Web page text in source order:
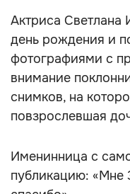
Актриса Светлана
день рождения и
фотографиями с
внимание
снимков, на
повзрослевшая
Именинница с
публикацию: «Мне